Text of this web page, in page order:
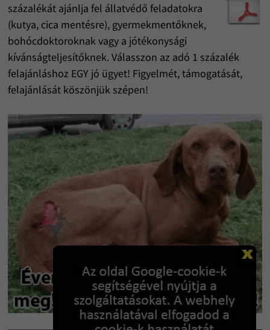
százalékát ajánlja fel állatvédő feladatokra
(kutya, cica mentésre), gyermekmentőknek,
bohócdoktoroknak vagy a jótékonysági
kívánságteljesítőknek. Válasszon az adó 1 százalék
felajánláshoz EGY jó ügyet! Figyelmét, támogatását,
felajánlását köszönjük szépen!